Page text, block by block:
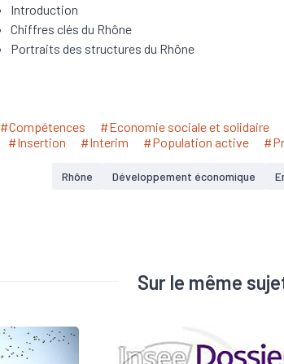
Introduction
Chiffres clés du Rhône
Portraits des structures du Rhône
#Compétences #Economie sociale et solidaire
#Insertion
#Interim #Population active
Rhône Développement économique
Sur le même